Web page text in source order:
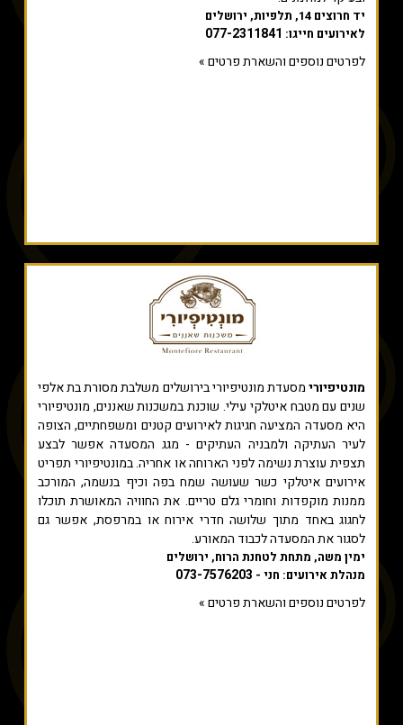
יד חרוצים 14, תלפיות, ירושלים
לאירועים חייגו: 077-2311841
לפרטים נוספים והשארת פרטים »
מונטיפיורימסעדת מונטיפיורי בירושלים משלבת מסורת בת אלפי
שנים עם מטבח איטלקי עילי. שוכנת במשכנות שאננים, מונטיפיורי
היא מסעדה המציעה חגיגות לאירועים קטנים ומשפחתיים, הצופה
לעיר העתיקה ולמבניה העתיקים - מגג המסעדה אפשר לבצע
תצפית עוצרת נשימה לפני הארוחה או אחריה. במונטיפיורי תפריט
אירועים איטלקי כשר שעושה שמח בפה וכיף בנשמה, המורכב
ממנות מוקפדות וחומרי גלם טריים. את החוויה המאושרת תוכלו
לחגוג באחד מתוך שלושה חדרי אירוח או במרפסת, אפשר גם
לסגור את המסעדה לכבוד המאורע.
ימין משה, מתחת לטחנת הרוח, ירושלים
מנהלת אירועים: חני - 073-7576203
לפרטים נוספים והשארת פרטים »